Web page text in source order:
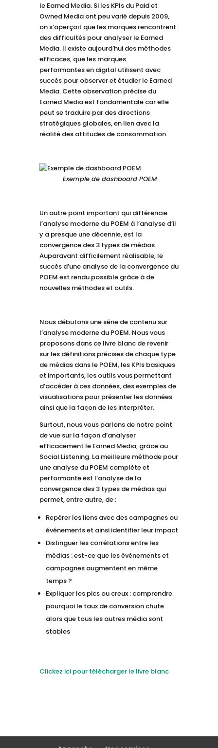
le Earned Media. Si les KPIs du Paid et
Owned Media ont peu varié depuis 2009,
on s’aperçoit que les marques rencontrent
des difficultés pour analyser le Earned
Media. Il existe aujourd'hui des méthodes
efficaces, que les marques
performantes en digital utilisent avec
succès pour observer et étudier le Earned
Media. Cette observation précise du
Earned Media est fondamentale car elle
peut se traduire par des directions
stratégiques globales, en lien avec la
réalité des attitudes de consommation.
Exemple de dashboard POEM
Un autre point important qui différencie
l’analyse moderne du POEM à l’analyse d’il
y a presque une décennie, est la
convergence des 3 types de médias.
Auparavant difficilement réalisable, le
succès d’une analyse de la convergence du
POEM est rendu possible grâce à de
nouvelles méthodes et outils.
Nous débutons une série de contenu sur
l’analyse moderne du POEM. Nous vous
proposons dans ce livre blanc de revenir
sur les définitions précises de chaque type
de médias dans le POEM, les KPIs basiques
et importants, les outils vous permettant
d’accéder à ces données, des exemples de
visualisations pour présenter les données
ainsi que la façon de les interpréter.
Surtout, nous vous parlons de notre point
de vue sur la façon d’analyser
efficacement le Earned Media, grâce au
Social Listening. La meilleure méthode pour
une analyse du POEM complète et
performante est l’analyse de la
convergence des 3 types de médias qui
permet, entre autre, de :
Repérer les liens avec des campagnes ou
événements et ainsi identifier leur impact
Distinguer les corrélations entre les
médias : est-ce que les événements et
campagnes augmentent en même
temps ?
Expliquer les pics ou creux : comprendre
pourquoi le taux de conversion chute
alors que tous les autres média sont
stables
Clickez ici pour télécharger le livre blanc